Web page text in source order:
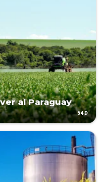
al Paraguay
54D